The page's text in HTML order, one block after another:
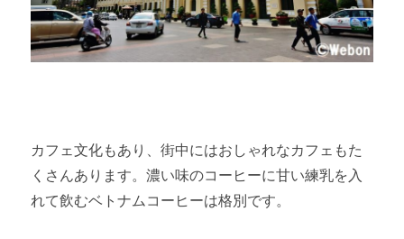
カフェ文化もあり、街中にはおしゃれなカフェもた
くさんあります。濃い味のコーヒーに甘い練乳を入
れて飲むベトナムコーヒーは格別です。